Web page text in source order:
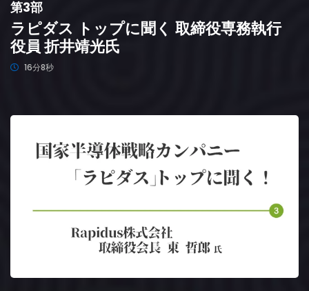
第3部
ラピダス トップに聞く 取締役専務執行
役員 折井靖光氏
16分8秒